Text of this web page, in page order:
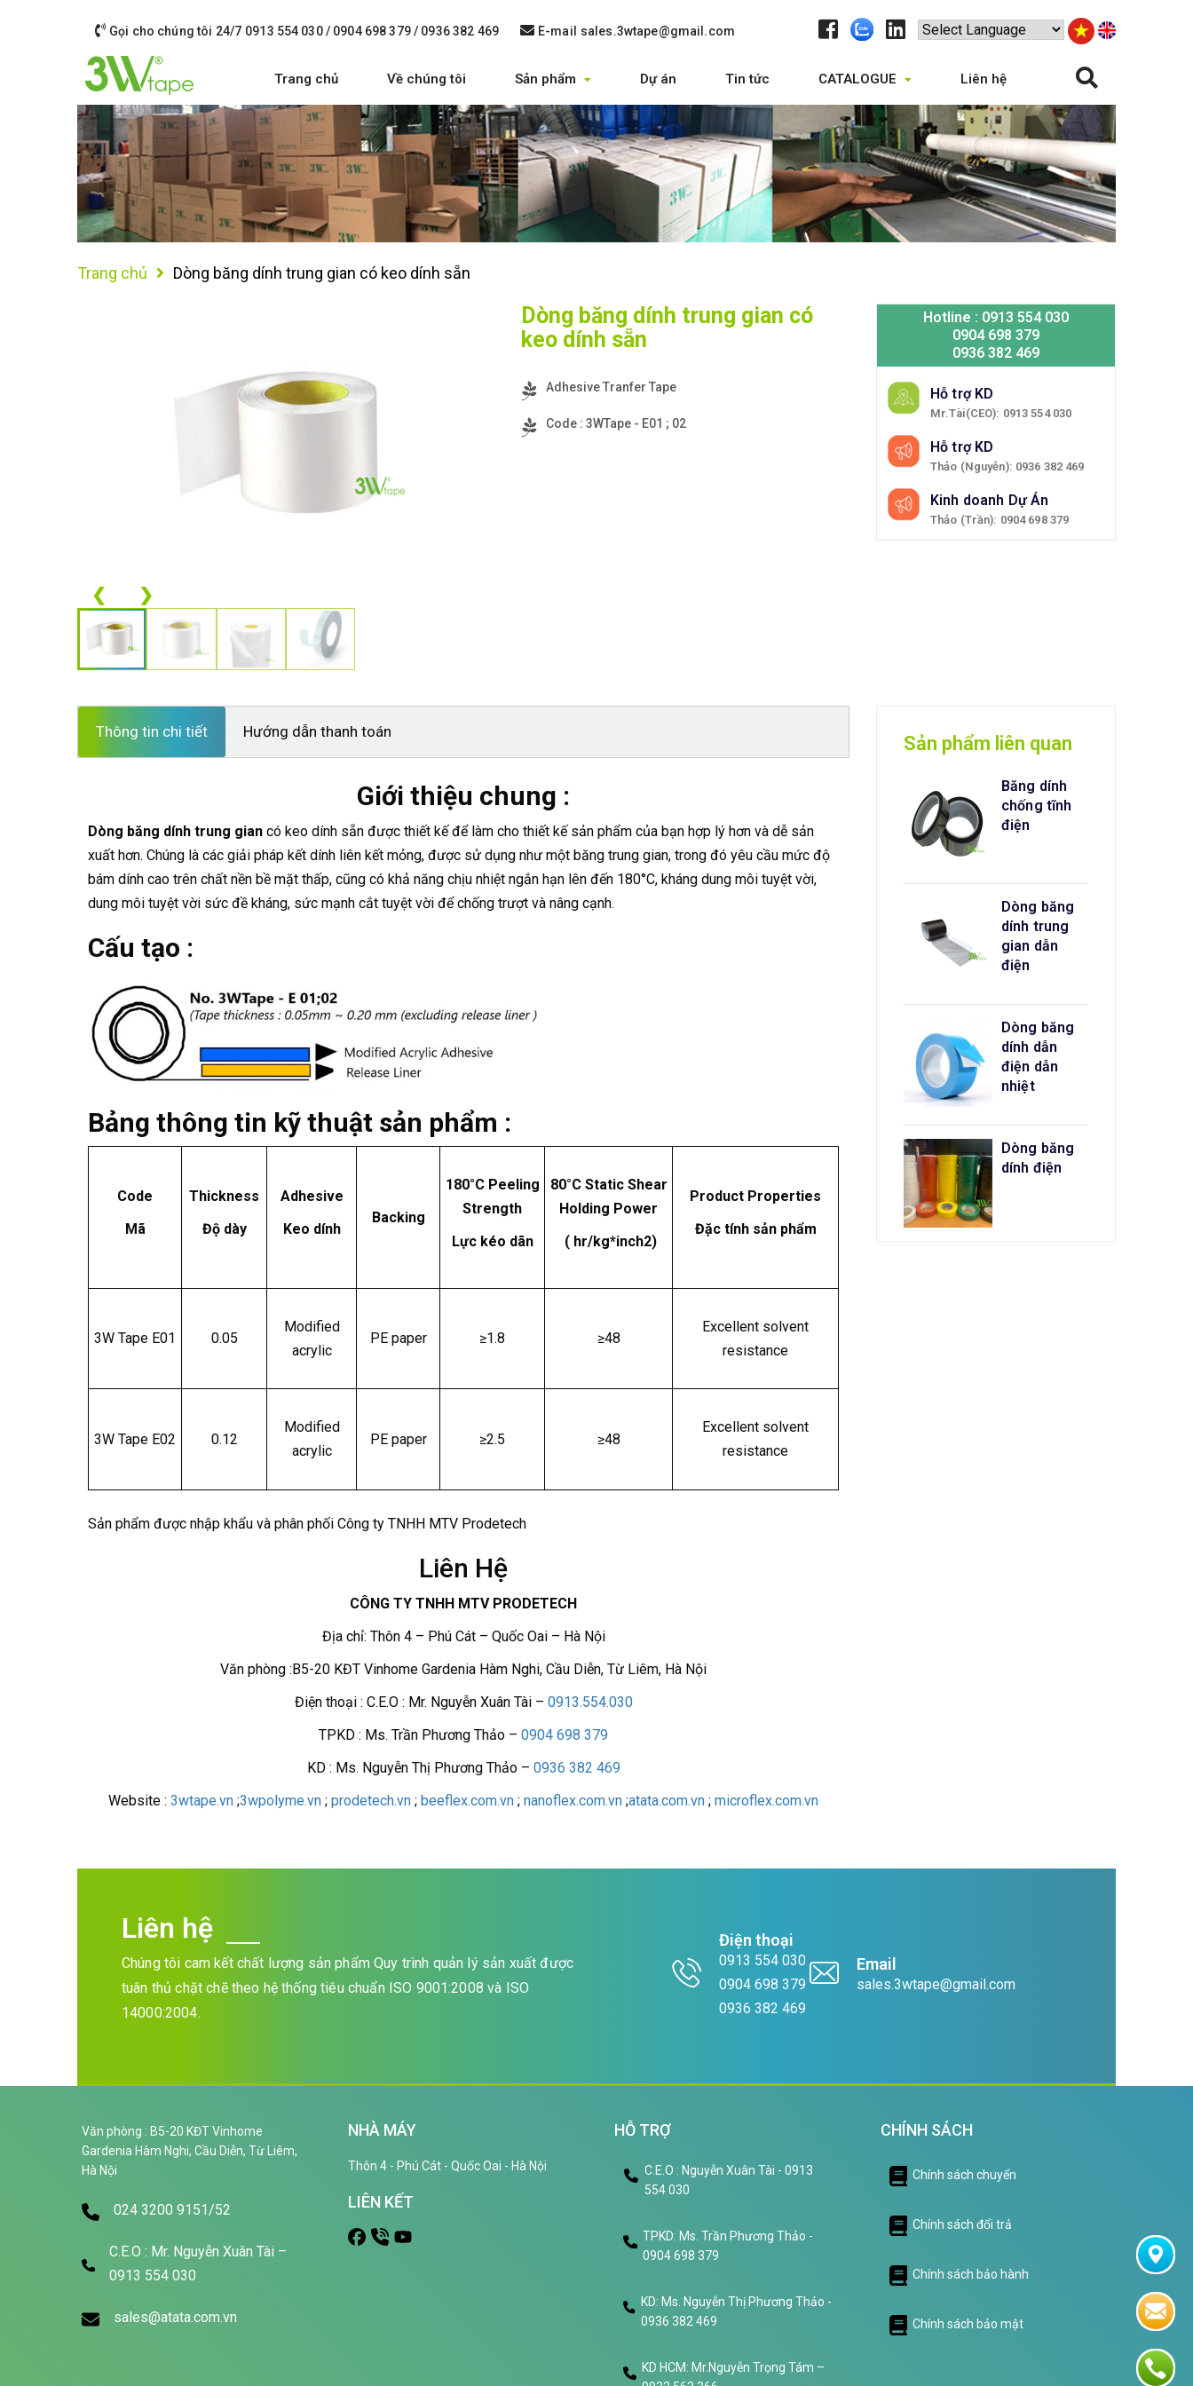
Gọi cho chúng tôi 24/7 0913 554 030 / 0904 698 379 / 0936 382 469 E-mail sales.3wtape@gmail.com
Trang chủ Về chúng tôi Sản phẩm Dự án Tin tức CATALOGUE Liên hệ
Trang chủ Dòng băng dính trung gian có keo dính sẵn
❮ ❯
Dòng băng dính trung gian có
keo dính sẵn
Adhesive Tranfer Tape
Code : 3WTape - E01 ; 02
Hotline : 0913 554 030
0904 698 379
0936 382 469
Hỗ trợ KD
Mr.Tài(CEO): 0913 554 030
Hỗ trợ KD
Thảo (Nguyễn): 0936 382 469
Kinh doanh Dự Án
Thảo (Trần): 0904 698 379
Thông tin chi tiết Hướng dẫn thanh toán
Giới thiệu chung :
Dòng băng dính trung gian có keo dính sẵn được thiết kế để làm cho thiết kế sản phẩm của bạn hợp lý hơn và dễ sản
xuất hơn. Chúng là các giải pháp kết dính liên kết mỏng, được sử dụng như một băng trung gian, trong đó yêu cầu mức độ
bám dính cao trên chất nền bề mặt thấp, cũng có khả năng chịu nhiệt ngắn hạn lên đến 180°C, kháng dung môi tuyệt vời,
dung môi tuyệt vời sức đề kháng, sức mạnh cắt tuyệt vời để chống trượt và nâng cạnh.
Cấu tạo :
Bảng thông tin kỹ thuật sản phẩm :
Code
Mã
Thickness
Độ dày
Adhesive
Keo dính
Backing
180°C Peeling
Strength
Lực kéo dãn
80°C Static Shear
Holding Power
( hr/kg*inch2)
Product Properties
Đặc tính sản phẩm
3W Tape E01 0.05
Modified
acrylic
PE paper ≥1.8 ≥48
Excellent solvent
resistance
3W Tape E02 0.12
Modified
acrylic
PE paper ≥2.5 ≥48
Excellent solvent
resistance
Sản phẩm được nhập khẩu và phân phối Công ty TNHH MTV Prodetech
Liên Hệ
CÔNG TY TNHH MTV PRODETECH
Địa chỉ: Thôn 4 – Phú Cát – Quốc Oai – Hà Nội
Văn phòng :B5-20 KĐT Vinhome Gardenia Hàm Nghi, Cầu Diễn, Từ Liêm, Hà Nội
Điện thoại : C.E.O : Mr. Nguyễn Xuân Tài – 0913.554.030
TPKD : Ms. Trần Phương Thảo – 0904 698 379
KD : Ms. Nguyễn Thị Phương Thảo – 0936 382 469
Website : 3wtape.vn ;3wpolyme.vn ; prodetech.vn ; beeflex.com.vn ; nanoflex.com.vn ;atata.com.vn ; microflex.com.vn
Sản phẩm liên quan
Băng dính
chống tĩnh
điện
Dòng băng
dính trung
gian dẫn
điện
Dòng băng
dính dẫn
điện dẫn
nhiệt
Dòng băng
dính điện
Liên hệ
Chúng tôi cam kết chất lượng sản phẩm Quy trình quản lý sản xuất được
tuân thủ chặt chẽ theo hệ thống tiêu chuẩn ISO 9001:2008 và ISO
14000:2004.
Điện thoại
0913 554 030
0904 698 379
0936 382 469
Email
sales.3wtape@gmail.com
Văn phòng : B5-20 KĐT Vinhome
Gardenia Hàm Nghi, Cầu Diễn, Từ Liêm,
Hà Nội
024 3200 9151/52
C.E.O : Mr. Nguyễn Xuân Tài –
0913 554 030
sales@atata.com.vn
NHÀ MÁY
Thôn 4 - Phú Cát - Quốc Oai - Hà Nội
LIÊN KẾT
HỖ TRỢ
C.E.O : Nguyễn Xuân Tài - 0913
554 030
TPKD: Ms. Trần Phương Thảo -
0904 698 379
KD: Ms. Nguyễn Thị Phương Thảo -
0936 382 469
KD HCM: Mr.Nguyễn Trọng Tám –
CHÍNH SÁCH
Chính sách chuyển
Chính sách đổi trả
Chính sách bảo hành
Chính sách bảo mật